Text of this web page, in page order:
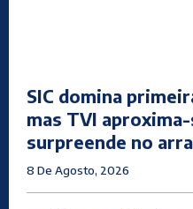
SIC domina
mas TVI aproxima-
surpreende no
8 De Agosto, 2026